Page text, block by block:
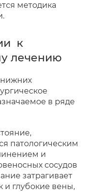
методика
к
лечению
в ряде
патологическим
и
сосудов
затрагивает
и глубокие вены,